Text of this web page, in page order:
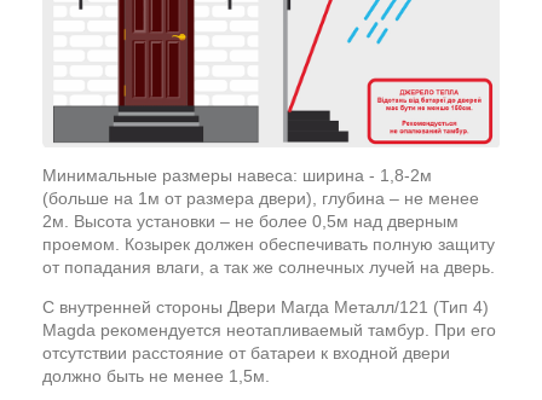
Минимальные размеры навеса: ширина - 1,8-2м
(больше на 1м от размера двери), глубина – не менее
2м. Высота установки – не более 0,5м над дверным
проемом. Козырек должен обеспечивать полную защиту
от попадания влаги, а так же солнечных лучей на дверь.
С внутренней стороны Двери Магда Металл/121 (Тип 4)
Magda рекомендуется неотапливаемый тамбур. При его
отсутствии расстояние от батареи к входной двери
должно быть не менее 1,5м.